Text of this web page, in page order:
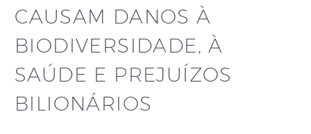
CAUSAM DANOS À
BIODIVERSIDADE, À
SAÚDE E PREJUÍZOS
BILIONÁRIOS